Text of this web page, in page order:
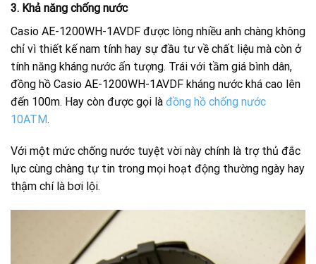
3. Khả năng chống nước
Casio AE-1200WH-1AVDF được lòng nhiều anh chàng không
chỉ vì thiết kế nam tính hay sự đầu tư về chất liệu mà còn ở
tính năng kháng nước ấn tượng. Trái với tầm giá bình dân,
đồng hồ Casio AE-1200WH-1AVDF kháng nước khá cao lên
đến 100m. Hay còn được gọi là đồng hồ chống nước
10ATM.
Với một mức chống nước tuyệt vời này chính là trợ thủ đắc
lực cùng chàng tự tin trong mọi hoạt động thường ngày hay
thậm chí là bơi lội.